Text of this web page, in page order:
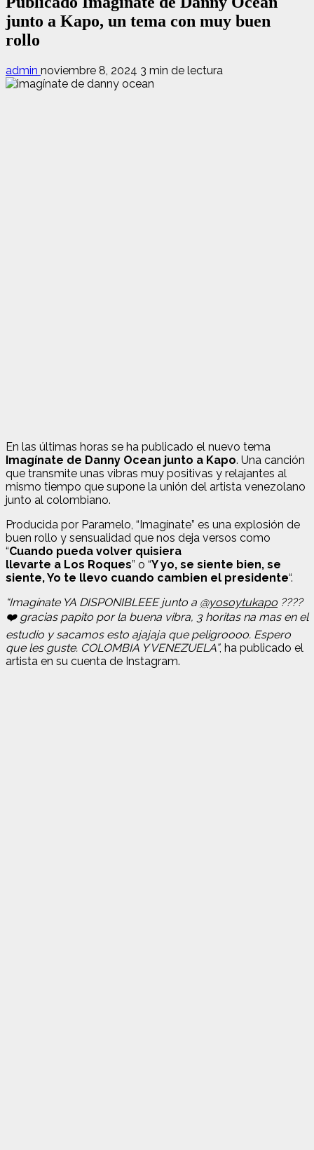
junto a Kapo, un tema con muy buen
rollo
admin noviembre 8, 2024 3 min de lectura
En las últimas horas se ha publicado el nuevo tema
Imagínate de Danny Ocean junto a Kapo. Una canción
que transmite unas vibras muy positivas y relajantes al
mismo tiempo que supone la unión del artista venezolano
junto al colombiano.
Producida por Paramelo, “Imagínate” es una explosión de
buen rollo y sensualidad que nos deja versos como
“Cuando pueda volver quisiera
llevarte a Los Roques” o “Y yo, se siente bien, se
siente, Yo te llevo cuando cambien el presidente“.
“Imagínate YA DISPONIBLEEE junto a @yosoytukapo ????️
❤️ gracias papito por la buena vibra, 3 horitas na mas en el
estudio y sacamos esto ajajaja que peligroooo. Espero
que les guste. COLOMBIA Y VENEZUELA”, ha publicado el
artista en su cuenta de Instagram.